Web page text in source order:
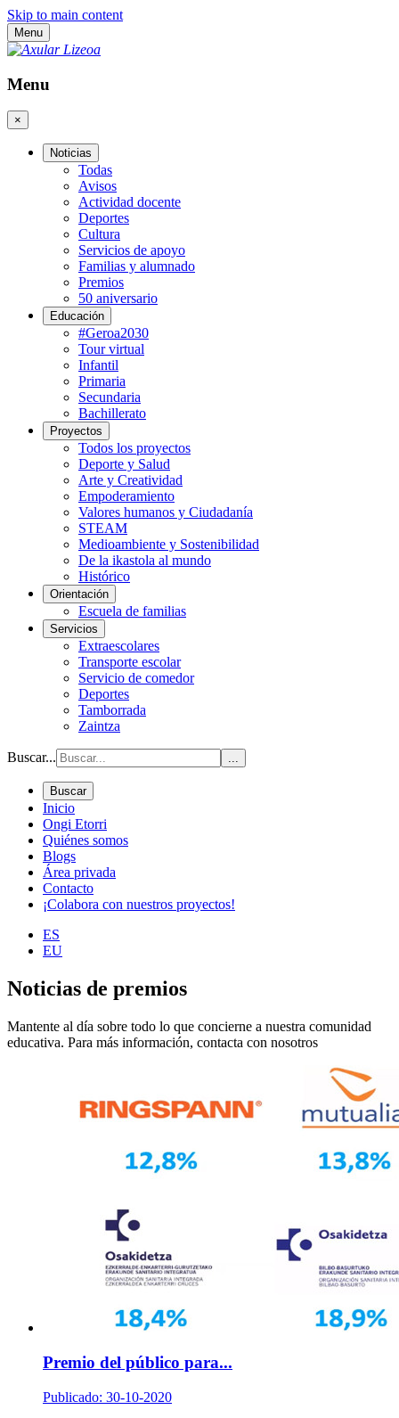
Skip to main content
Menu
Menu
×
Noticias
Todas
Avisos
Actividad docente
Deportes
Cultura
Servicios de apoyo
Familias y alumnado
Premios
50 aniversario
Educación
#Geroa2030
Tour virtual
Infantil
Primaria
Secundaria
Bachillerato
Proyectos
Todos los proyectos
Deporte y Salud
Arte y Creatividad
Empoderamiento
Valores humanos y Ciudadanía
STEAM
Medioambiente y Sostenibilidad
De la ikastola al mundo
Histórico
Orientación
Escuela de familias
Servicios
Extraescolares
Transporte escolar
Servicio de comedor
Deportes
Tamborrada
Zaintza
Buscar... ...
Buscar
Inicio
Ongi Etorri
Quiénes somos
Blogs
Área privada
Contacto
¡Colabora con nuestros proyectos!
ES
EU
Noticias de premios
Mantente al día sobre todo lo que concierne a nuestra comunidad
educativa. Para más información, contacta con nosotros
Premio del público para...
Publicado: 30-10-2020